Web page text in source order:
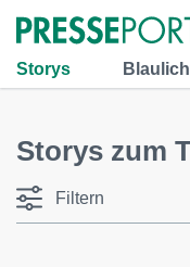
Storys
Storys zum
Filtern